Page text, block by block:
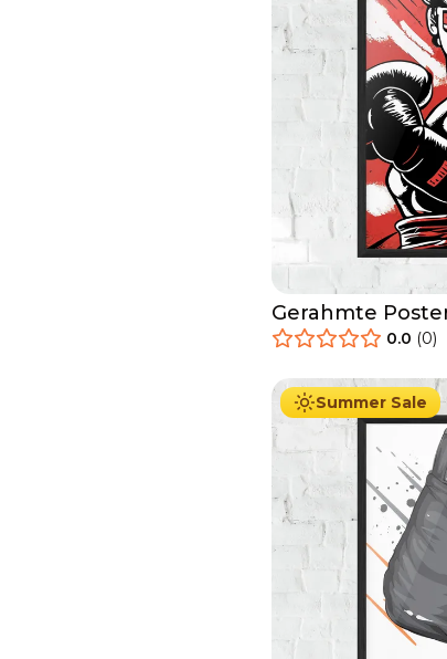
Gerahmte
0.0 (0)
Summer Sale
Ab 49.90 € 29.90